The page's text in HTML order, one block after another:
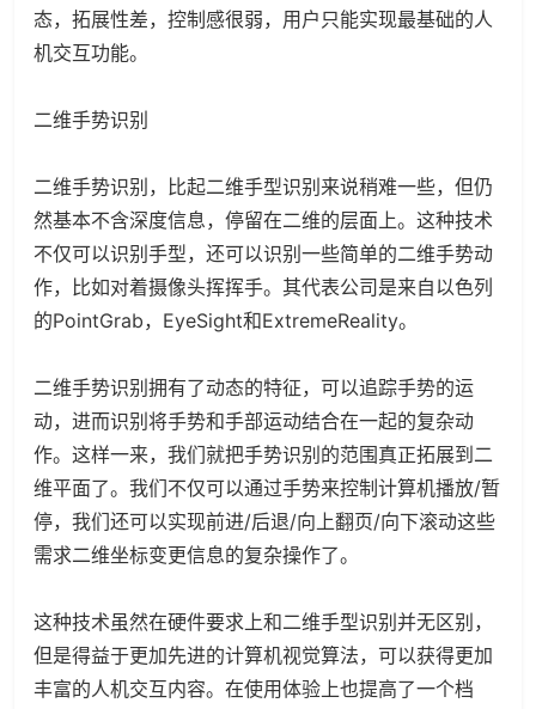
态，拓展性差，控制感很弱，用户只能实现最基础的人
机交互功能。
二维手势识别
二维手势识别，比起二维手型识别来说稍难一些，但仍
然基本不含深度信息，停留在二维的层面上。这种技术
不仅可以识别手型，还可以识别一些简单的二维手势动
作，比如对着摄像头挥挥手。其代表公司是来自以色列
的PointGrab，EyeSight和ExtremeReality。
二维手势识别拥有了动态的特征，可以追踪手势的运
动，进而识别将手势和手部运动结合在一起的复杂动
作。这样一来，我们就把手势识别的范围真正拓展到二
维平面了。我们不仅可以通过手势来控制计算机播放/暂
停，我们还可以实现前进/后退/向上翻页/向下滚动这些
需求二维坐标变更信息的复杂操作了。
这种技术虽然在硬件要求上和二维手型识别并无区别，
但是得益于更加先进的计算机视觉算法，可以获得更加
丰富的人机交互内容。在使用体验上也提高了一个档